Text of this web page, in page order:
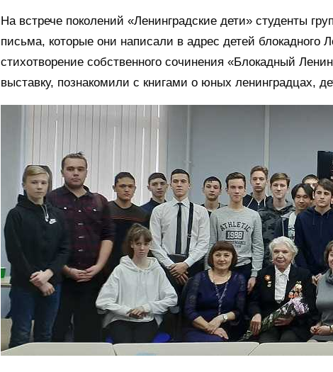
На встрече поколений «Ленинградские дети» студенты
письма, которые они написали в адрес детей
стихотворение собственного сочинения «Блокадный
выставку, познакомили с книгами о юных ленинградцах,